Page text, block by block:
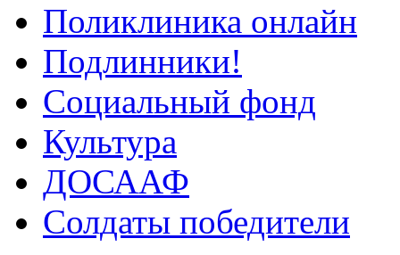
Поликлиника онлайн
Подлинники!
Социальный фонд
Культура
ДОСААФ
Солдаты победители